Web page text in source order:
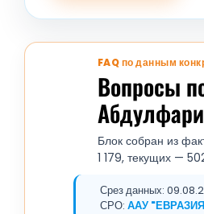
FAQ по данным
Вопросы
Блок собран из
1 179, текущих —
Срез данных:
СРО: ААУ